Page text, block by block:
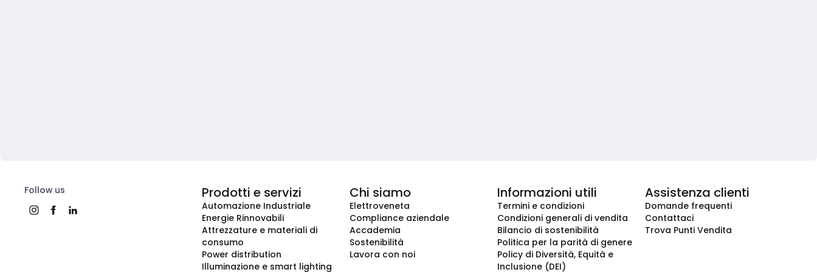
Follow us Prodotti e servizi
Automazione Industriale
Energie Rinnovabili
Attrezzature e materiali di
consumo
Power distribution
Illuminazione e smart lighting
Chi siamo
Elettroveneta
Compliance aziendale
Accademia
Sostenibilità
Lavora con noi
Informazioni utili
Termini e condizioni
Condizioni generali di vendita
Bilancio di sostenibilità
Politica per la parità di genere
Policy di Diversità, Equità e
Inclusione (DEI)
Assistenza clienti
Domande frequenti
Contattaci
Trova Punti Vendita